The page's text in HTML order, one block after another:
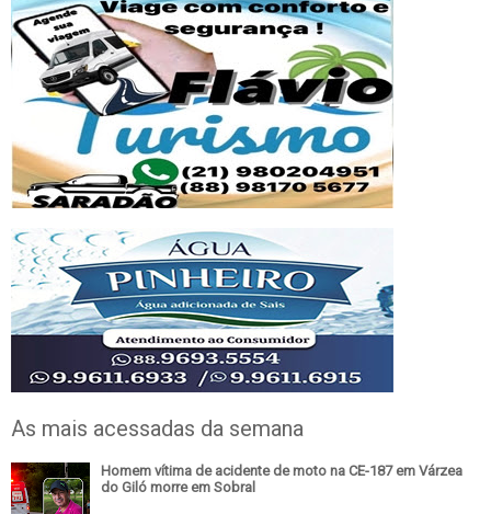
As mais acessadas da semana
Homem vítima de acidente de moto na CE-187 em Várzea
do Giló morre em Sobral